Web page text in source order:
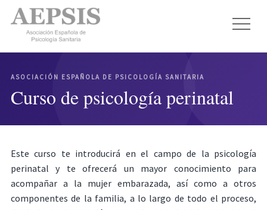
ASOCIACIÓN ESPAÑOLA DE PSICOLOGÍA SANITARIA
Curso de psicología perinatal
Este curso te introducirá en el campo de la psicología
perinatal y te ofrecerá un mayor conocimiento para
acompañar a la mujer embarazada, así como a otros
componentes de la familia, a lo largo de todo el proceso,